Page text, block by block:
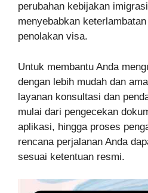
perubahan kebijakan
menyebabkan
penolakan visa.
Untuk membantu Anda
dengan lebih mudah dan
layanan konsultasi dan
mulai dari pengecekan
aplikasi, hingga proses
rencana perjalanan Anda
sesuai ketentuan resmi.